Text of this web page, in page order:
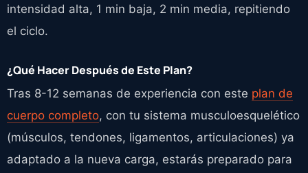
intensidad alta, 1 min baja, 2 min media, repitiendo
el ciclo.
¿Qué Hacer Después de Este Plan?
Tras 8-12 semanas de experiencia con este plan de
cuerpo completo, con tu sistema musculoesquelético
(músculos, tendones, ligamentos, articulaciones) ya
adaptado a la nueva carga, estarás preparado para